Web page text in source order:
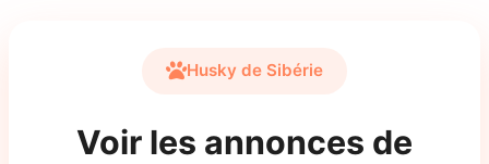
Husky de Sibérie
Voir les annonces de